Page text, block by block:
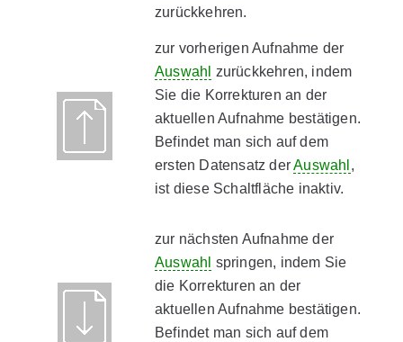
zurückkehren.
zur vorherigen Aufnahme der
Auswahl
zurückkehren, indem
Sie die Korrekturen an der
aktuellen Aufnahme bestätigen.
Befindet man sich auf dem
ersten Datensatz derAuswahl ,
ist diese Schaltfläche inaktiv.
zur nächsten Aufnahme der
Auswahl springen, indem Sie
die Korrekturen an der
aktuellen Aufnahme bestätigen.
Befindet man sich auf dem